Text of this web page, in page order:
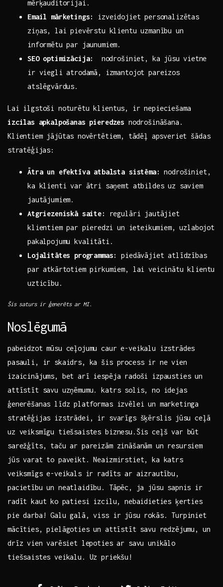
mērķauditorijai.
Email mārketings:
izveidojiet personalizētas
ziņas, lai pievērstu‍ klientu uzmanību un​
informētu par jaunumiem.
SEO optimizācija:
⁤ nodrošiniet, ka⁢ jūsu vietne
ir viegli atrodamā, izmantojot pareizos
atslēgvārdus.
Lai ilgstoši noturētu klientus,​ ir nepieciešama​
izcilas ⁤apkalpošanas pieredzes nodrošināšana.
Klientiem jājūtas⁣ novērtētiem,⁤ tādēļ apsveriet šādas
⁣stratēģijas:
Ātra un‍ efektīva atbalsta sistēma: nodrošiniet,
ka klienti var ātri​ saņemt atbildes‍ uz‌ saviem
jautājumiem.
Atgriezeniskā saite:
regulāri jautājiet‌
klientiem par ⁢pieredzi ⁤un ieteikumiem, uzlabojot
pakalpojumu ​kvalitāti.
Lojalitātes programmas:
piedāvājiet atlīdzības
par ‍atkārtotiem pirkumiem, lai veicinātu klientu
uzticību.
Šis saturs ir ģenerēts ar MI.
Noslēgumā
pabeidzot mūsu ceļojumu caur e-veikalu izstrādes
‍pasauli, ir skaidrs, ka šis process ir ne vien
izaicinājums, bet ‌arī ​iespēja ​radoši izpausties un
attīstīt‌ savu uzņēmumu. katrs solis, no idejas
ģenerēšanas ‍līdz‌ platformas izvēlei​ un marketinga
stratēģijas izstrādei, ir svarīgs šķērslis ⁤jūsu ceļā
uz veiksmīgu tiešsaistes biznesu.Šis ceļš var ‍būt
sarežģīts, taču ar pareizām zināšanām un resursiem
jūs varat to paveikt. Neaizmirstiet, ka katrs
‌veiksmīgs e-veikals ⁤ir ‌radīts ar aizrautību,
pacietību un neatlaidību. Tāpēc,⁣ ja jūsu sapnis⁣ ir
radīt kaut ko⁢ patiesi izcilu, nebaidieties ķerties
pie darba! Galu ‍galā, viss ir jūsu rokās. Turpiniet
mācīties, pielāgoties⁢ un attīstīt savu redzējumu, un
drīz ⁣vien varēsiet lepoties ar savu unikālo
tiešsaistes veikalu.​ Uz priekšu!